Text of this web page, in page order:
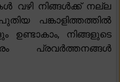
വഴി നിങ്ങൾക്ക് നല്ല
പങ്കാളിത്തത്തിൽ
നിങ്ങളുടെ
പ്രവർത്തനങ്ങൾ